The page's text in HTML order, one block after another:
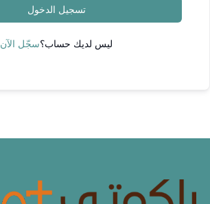
تسجيل الدخول
ليس لديك حساب؟سجّل الآن